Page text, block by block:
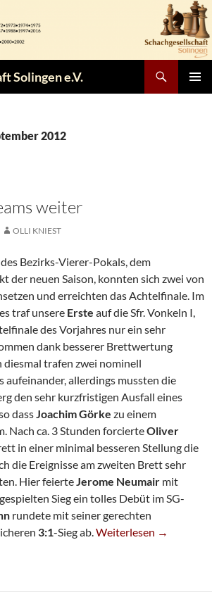
Solingen e.V.
2012
weiter
OLLI KNIEST
Bezirks-Vierer-Pokals, dem
der neuen Saison, konnten sich zwei von
und erreichten das Achtelfinale. Im
traf unsere Erste auf die Sfr. Vonkeln I,
des Vorjahres nur ein sehr
dank besserer Brettwertung
diesmal trafen zwei nominell
aufeinander, allerdings mussten die
den sehr kurzfristigen Ausfall eines
dassJoachim Görke zu einem
Nach ca. 3 Stunden forcierteOliver
in einer minimal besseren Stellung die
die Ereignisse am zweiten Brett sehr
Hier feierteJerome Neumair mit
Sieg ein tolles Debüt im SG-
rundete mit seiner gerechten
3:1-Sieg ab.Zwei Pokal-Teams
Weiterlesen →